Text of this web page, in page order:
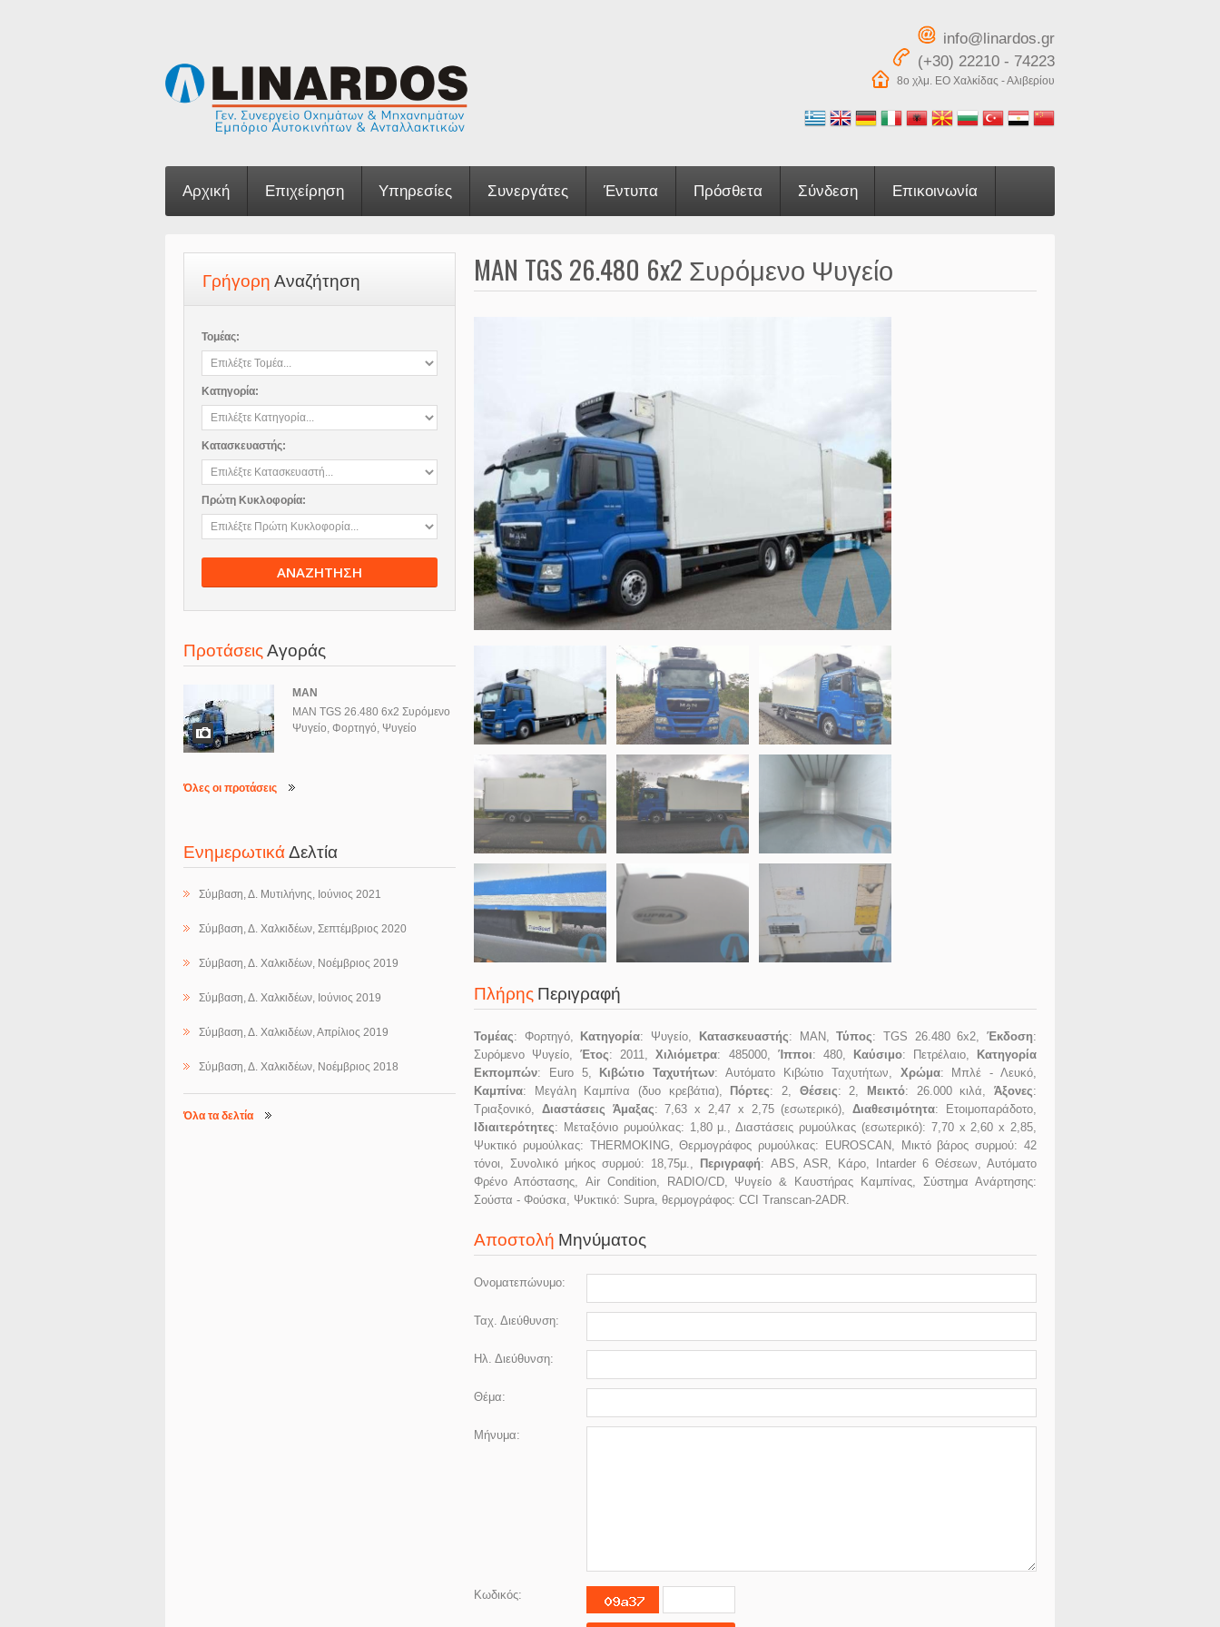
info@linardos.gr
(+30) 22210 - 74223
8ο χλμ. ΕΟ Χαλκίδας - Αλιβερίου
Αρχική Επιχείρηση Υπηρεσίες Συνεργάτες Έντυπα Πρόσθετα Σύνδεση Επικοινωνία
MAN TGS 26.480 6x2 Συρόμενο Ψυγείο
Πλήρης Περιγραφή
Τομέας: Φορτηγό, Κατηγορία: Ψυγείο, Κατασκευαστής: MAN,Τύπος: TGS 26.480 6x2,Έκδοση:
Συρόμενο Ψυγείο,Έτος: 2011,Χιλιόμετρα: 485000, Ίπποι: 480, Καύσιμο: Πετρέλαιο,
Κατηγορία
Εκπομπών: Euro 5, Κιβώτιο Ταχυτήτων: Αυτόματο Κιβώτιο Ταχυτήτων, Χρώμα: Μπλέ - Λευκό,
Καμπίνα: Μεγάλη Καμπίνα (δυο κρεβάτια), Πόρτες: 2, Θέσεις: 2, Μεικτό: 26.000 κιλά,Άξονες:
Τριαξονικό, Διαστάσεις Άμαξας: 7,63 x 2,47 x 2,75 (εσωτερικό),Διαθεσιμότητα: Ετοιμοπαράδοτο,
Ιδιαιτερότητες: Μεταξόνιο ρυμούλκας: 1,80 μ., Διαστάσεις ρυμούλκας (εσωτερικό): 7,70 x 2,60 x 2,85,
Ψυκτικό ρυμούλκας: THERMOKING, Θερμογράφος ρυμούλκας: EUROSCAN, Μικτό βάρος συρμού: 42
τόνοι, Συνολικό μήκος συρμού: 18,75μ.,
Περιγραφή: ABS, ASR, Κάρο, Ιntarder 6 Θέσεων, Αυτόματο
Φρένο Απόστασης, Air Condition, RADIO/CD, Ψυγείο & Καυστήρας Καμπίνας, Σύστημα Ανάρτησης:
Σούστα - Φούσκα, Ψυκτικό: Supra, θερμογράφος: CCI Transcan-2ADR.
Αποστολή Μηνύματος
Ονοματεπώνυμο:
Ταχ. Διεύθυνση:
Ηλ. Διεύθυνση:
Θέμα:
Μήνυμα:
Κωδικός:
ΓρήγορηΑναζήτηση
Τομέας:
Κατηγορία:
Κατασκευαστής:
Πρώτη Κυκλοφορία:
ΑΝΑΖΗΤΗΣΗ
ΠροτάσειςΑγοράς
MAN
MAN TGS 26.480 6x2 Συρόμενο
Ψυγείο, Φορτηγό, Ψυγείο
Όλες οι προτάσεις
ΕνημερωτικάΔελτία
Σύμβαση, Δ. Μυτιλήνης, Ιούνιος 2021
Σύμβαση, Δ. Χαλκιδέων, Σεπτέμβριος 2020
Σύμβαση, Δ. Χαλκιδέων, Νοέμβριος 2019
Σύμβαση, Δ. Χαλκιδέων, Ιούνιος 2019
Σύμβαση, Δ. Χαλκιδέων, Απρίλιος 2019
Σύμβαση, Δ. Χαλκιδέων, Νοέμβριος 2018
Όλα τα δελτία